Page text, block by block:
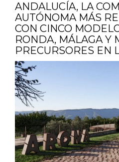
ANDALUCÍA, LA
AUTÓNOMA MÁS
CON CINCO
RONDA, MÁLAGA Y
PRECURSORES EN